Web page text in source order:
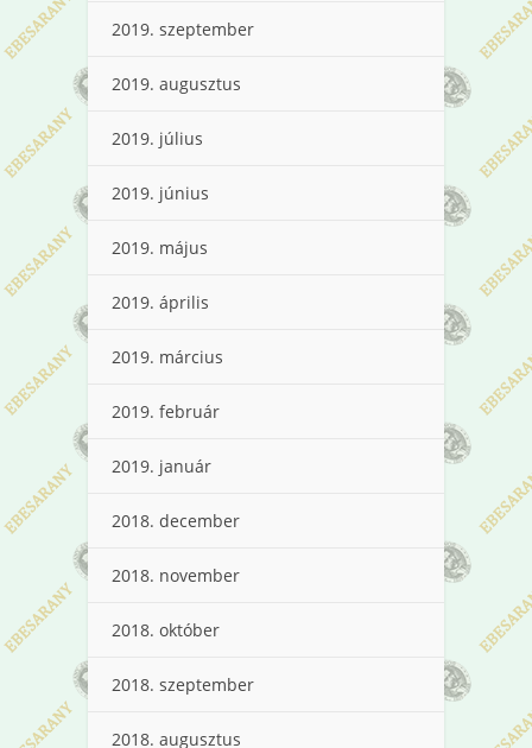
2019. szeptember
2019. augusztus
2019. július
2019. június
2019. május
2019. április
2019. március
2019. február
2019. január
2018. december
2018. november
2018. október
2018. szeptember
2018. augusztus